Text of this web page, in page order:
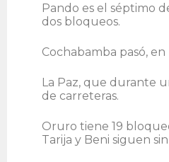
Pando es el séptimo
dos bloqueos.
Cochabamba pasó,
La Paz, que durante
de carreteras.
Oruro tiene 19
Tarija y Beni siguen